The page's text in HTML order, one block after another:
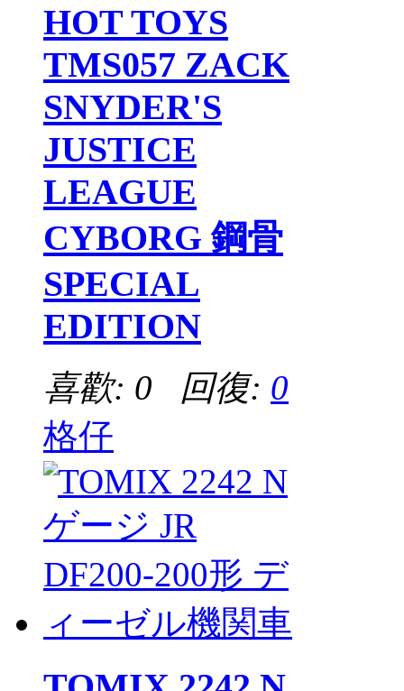
HOT TOYS
TMS057 ZACK
SNYDER'S
JUSTICE
LEAGUE
CYBORG 鋼骨
SPECIAL
EDITION
喜歡: 0 回復: 0
格仔